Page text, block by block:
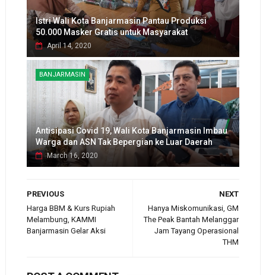
Istri Wali Kota Banjarmasin Pantau Produksi
50.000 Masker Gratis untuk Masyarakat
April 14, 2020
BANJARMASIN
Antisipasi Covid 19, Wali Kota Banjarmasin Imbau
Warga dan ASN Tak Bepergian ke Luar Daerah
March 16, 2020
NEXT
Hanya Miskomunikasi, GM
The Peak Bantah Melanggar
Jam Tayang Operasional
THM
PREVIOUS
Harga BBM & Kurs Rupiah
Melambung, KAMMI
Banjarmasin Gelar Aksi